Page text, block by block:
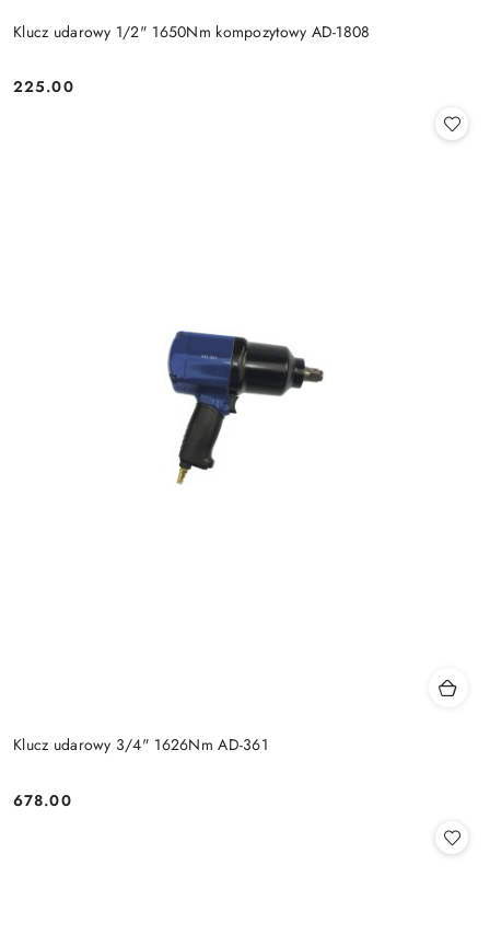
Klucz udarowy 1/2" 1650Nm kompozytowy AD-1808
Cena:
225.00
Klucz udarowy 3/4" 1626Nm AD-361
Cena:
678.00